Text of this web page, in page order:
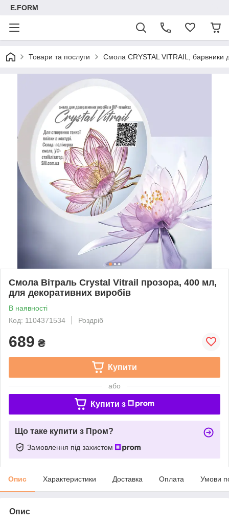
E.FORM
Товари та послуги Смола CRYSTAL VITRAIL, барвники
Смола Вітраль Crystal Vitrail прозора, 400 мл,
для декоративних виробів
В наявності
Код: 1104371534
Роздріб
689 ₴
Купити
або
Купити з
Що таке купити з Пром?
Замовлення під захистом
Опис Характеристики Доставка Оплата Умови
Опис